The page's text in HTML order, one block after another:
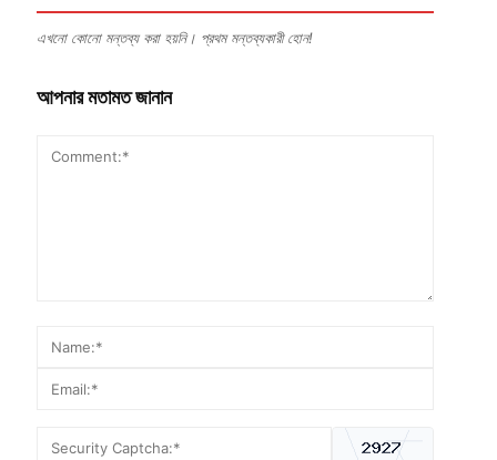
এখনো কোনো মন্তব্য করা হয়নি। প্রথম মন্তব্যকারী হোন!
আপনার মতামত জানান